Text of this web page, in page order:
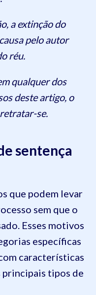
a extinção do
pelo autor
réu.
qualquer dos
deste artigo, o
se.
sentença
que podem levar
sem que o
Esses motivos
específicas
características
principais tipos de